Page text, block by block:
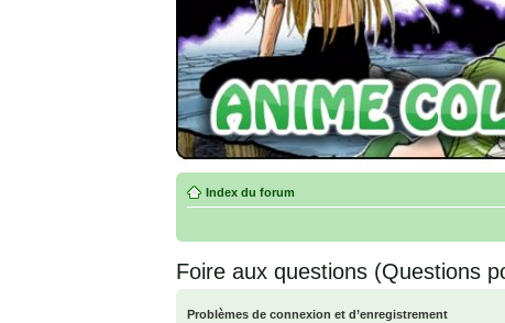
Index du forum
Foire aux questions (Questions
Problèmes de connexion et d’enregistrement